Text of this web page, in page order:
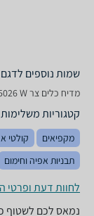
שמות נוספים לדגם
מדיח כלים ‏צר Beko DVS 05026 W בקו, DVS05026W בקו , בקו DVS05026W
קטגוריות משלימות
מקפיאים קולטי
תבניות אפיה וחימום
לחוות דעת ופרטי